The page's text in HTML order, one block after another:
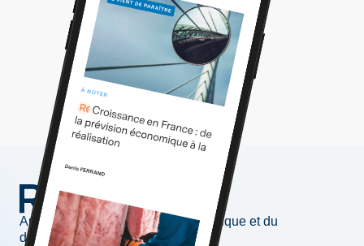
Au service de l'information économique et du
développement des entreprises